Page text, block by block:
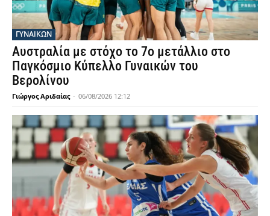
ΓΥΝΑΙΚΩΝ
Αυστραλία με στόχο το 7ο μετάλλιο στο
Παγκόσμιο Κύπελλο Γυναικών του
Βερολίνου
Γιώργος Αριδαίας - 06/08/2026 12:12